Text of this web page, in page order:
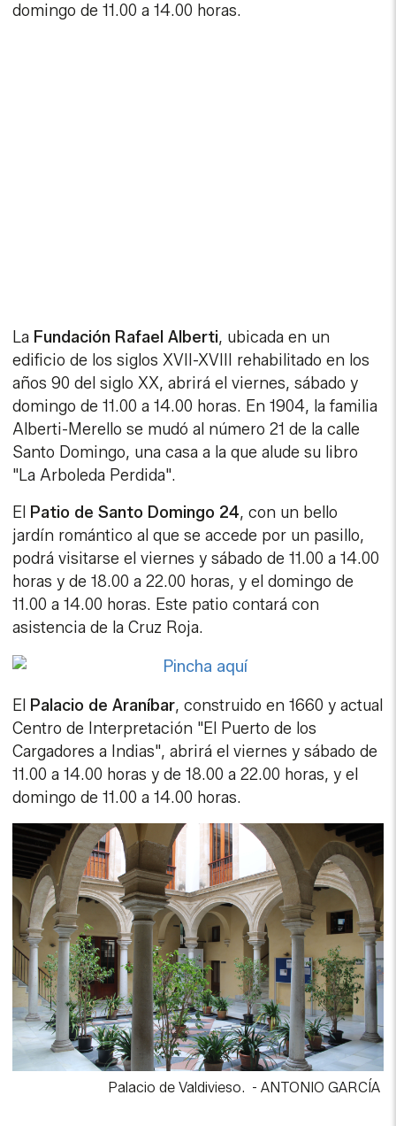
domingo de 11.00 a 14.00 horas.
La Fundación Rafael Alberti, ubicada en un
edificio de los siglos XVII-XVIII rehabilitado en los
años 90 del siglo XX, abrirá el viernes, sábado y
domingo de 11.00 a 14.00 horas. En 1904, la familia
Alberti-Merello se mudó al número 21 de la calle
Santo Domingo, una casa a la que alude su libro
"La Arboleda Perdida".
El Patio de Santo Domingo 24, con un bello
jardín romántico al que se accede por un pasillo,
podrá visitarse el viernes y sábado de 11.00 a 14.00
horas y de 18.00 a 22.00 horas, y el domingo de
11.00 a 14.00 horas. Este patio contará con
asistencia de la Cruz Roja.
El Palacio de Araníbar, construido en 1660 y actual
Centro de Interpretación "El Puerto de los
Cargadores a Indias", abrirá el viernes y sábado de
11.00 a 14.00 horas y de 18.00 a 22.00 horas, y el
domingo de 11.00 a 14.00 horas.
Palacio de Valdivieso. - ANTONIO GARCÍA